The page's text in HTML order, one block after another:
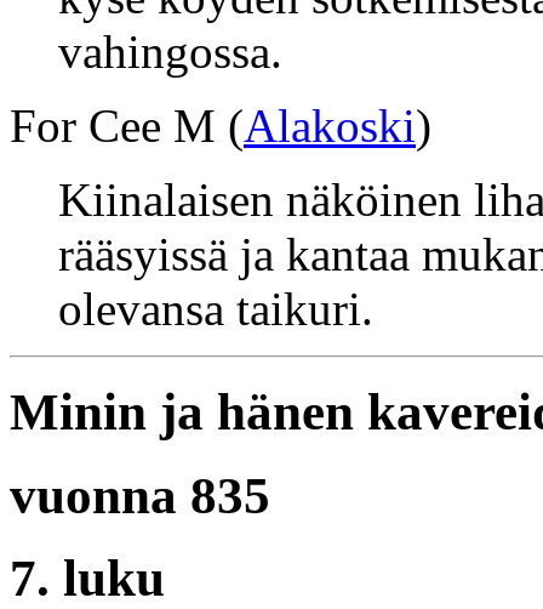
vahingossa.
For Cee M (Alakoski)
Kiinalaisen näköinen
rääsyissä ja kantaa
olevansa taikuri.
Minin ja hänen
vuonna 835
7. luku